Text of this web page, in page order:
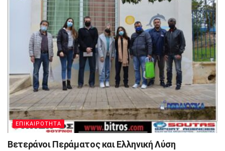
ΕΠΙΚΑΙΡΟΤΗΤΑ
Βετεράνοι Περάματος και Ελληνική Λύση